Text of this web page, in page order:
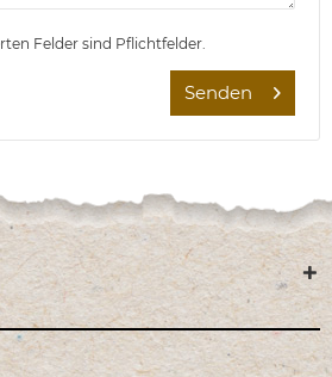
Felder sind Pflichtfelder.
Senden